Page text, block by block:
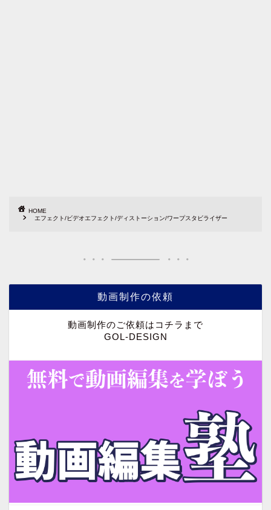
HOME
エフェクト/ビデオエフェクト/ディストーション/ワープスタビライザー
動画制作の依頼
動画制作のご依頼はコチラまで
GOL-DESIGN